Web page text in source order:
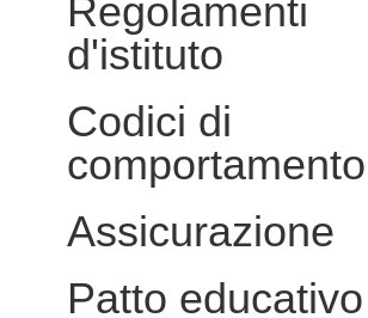
Regolamenti
d'istituto
Codici di
comportamento
Assicurazione
Patto educativo